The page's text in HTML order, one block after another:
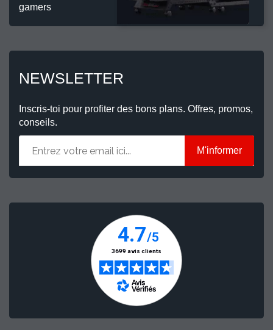
gamers
NEWSLETTER
Inscris-toi pour profiter des bons plans. Offres, promos,
conseils.
M'informer